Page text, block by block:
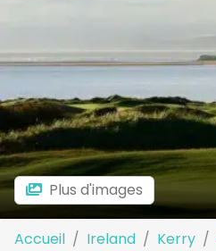
Plus d'images
Accueil Ireland Kerry